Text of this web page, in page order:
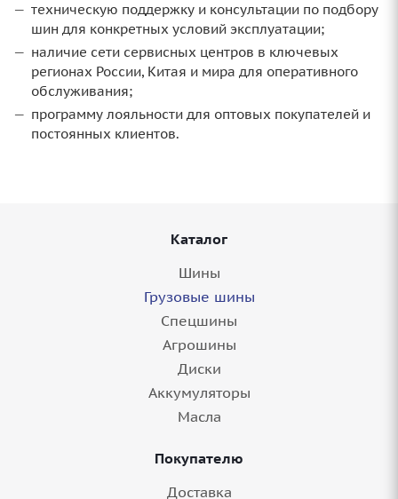
техническую поддержку и консультации по подбору
шин для конкретных условий эксплуатации;
наличие сети сервисных центров в ключевых
регионах России, Китая и мира для оперативного
обслуживания;
программу лояльности для оптовых покупателей и
постоянных клиентов.
Каталог
Шины
Грузовые шины
Спецшины
Агрошины
Диски
Аккумуляторы
Масла
Покупателю
Доставка